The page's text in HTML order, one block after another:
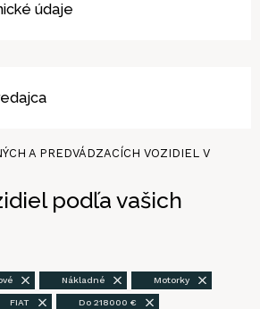
údaje
A PREDVÁDZACÍCH VOZIDIEL V
podľa vašich
Nákladné Motorky
FIAT Do 218000 €